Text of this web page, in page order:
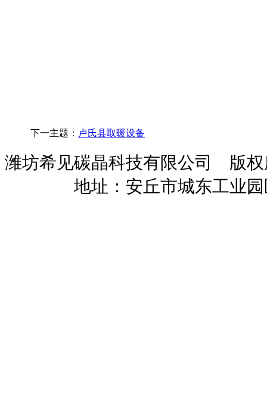
下一主题： 卢氏县取暖设备
潍坊希见碳晶科技有限公司
地址：安丘市城东工业